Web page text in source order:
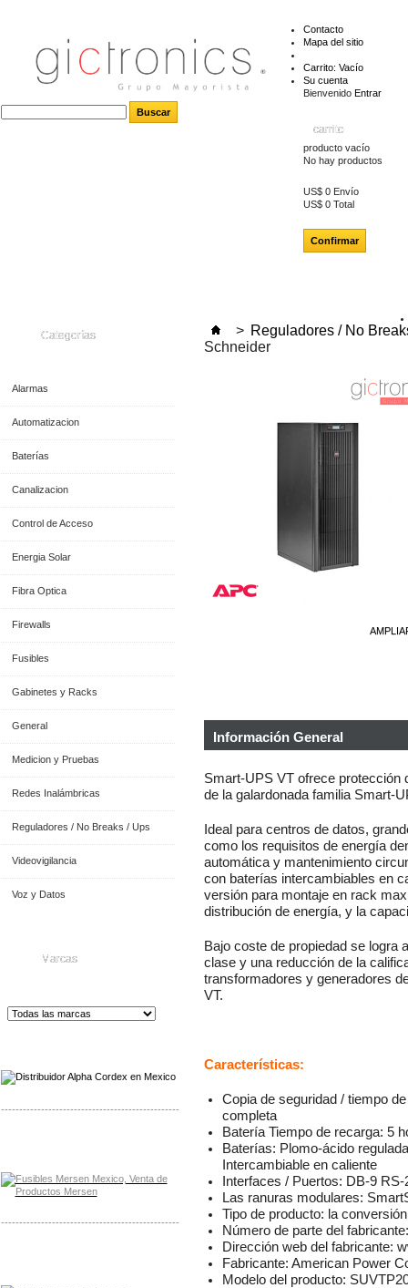
Contacto
Mapa del sitio
Carrito: Vacío
Su cuenta
Bienvenido Entrar
carrito
producto vacío
No hay productos
US$ 0 Envío
US$ 0 Total
Confirmar
Categorías
Alarmas
Automatizacion
Baterías
Canalizacion
Control de Acceso
Energia Solar
Fibra Optica
Firewalls
Fusibles
Gabinetes y Racks
General
Medicion y Pruebas
Redes Inalámbricas
Reguladores / No Breaks / Ups
Videovigilancia
Voz y Datos
Marcas
-------------------------------------------------
-------------------------------------------------
> Reguladores / No
Schneider
Información General
Smart-UPS VT ofrece protección
de la galardonada familia Smart-
Ideal para centros de datos,
como los requisitos de energía
automática y mantenimiento
con baterías intercambiables en
versión para montaje en rack
distribución de energía, y la
Bajo coste de propiedad se logra
clase y una reducción de la
transformadores y generadores
VT.
Características:
Copia de seguridad / tiempo
completa
Batería Tiempo de recarga: 5
Baterías: Plomo-ácido
Intercambiable en caliente
Interfaces / Puertos: DB-9 RS-
Las ranuras modulares:
Tipo de producto: la
Número de parte del
Dirección web del fabricante:
Fabricante: American Power
Modelo del producto: